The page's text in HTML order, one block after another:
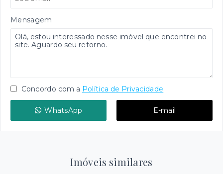
Mensagem
Concordo com a Política de Privacidade
WhatsApp E-mail
Imóveis similares